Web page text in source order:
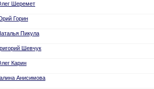
Шеремет
Горин
Пикула
Шевчук
Карин
Анисимова